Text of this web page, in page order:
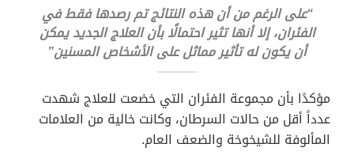
“على الرغم من أن هذه النتائج تم رصدها فقط في
الفئران، إلا أنها تثير احتمالًا بأن العلاج الجديد يمكن
أن يكون له تأثير مماثل على الأشخاص المسنين”
مؤكدًا بأن مجموعة الفئران التي خضعت للعلاج شهدت
عدداً أقل من حالات السرطان، وكانت خالية من العلامات
المألوفة للشيخوخة والضعف العام.